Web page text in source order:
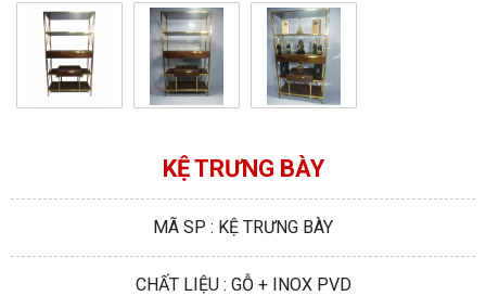
KỆ TRƯNG BÀY
MÃ SP : KỆ TRƯNG BÀY
CHẤT LIỆU : GỖ + INOX PVD